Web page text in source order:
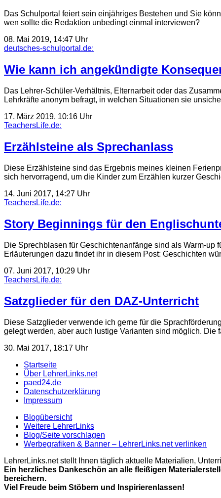
Das Schulportal feiert sein einjähriges Bestehen und Sie
wen sollte die Redaktion unbedingt einmal interviewen?
08. Mai 2019, 14:47 Uhr
deutsches-schulportal.de:
Wie kann ich angekündigte
Das Lehrer-Schüler-Verhältnis, Eltern­arbeit oder das
Lehr­kräfte anonym befragt, in welchen Situationen sie
17. März 2019, 10:16 Uhr
TeachersLife.de:
Erzählsteine als Sprechanlass
Diese Erzählsteine sind das Ergebnis meines kleinen
sich hervorragend, um die Kinder zum Erzählen kurzer
14. Juni 2017, 14:27 Uhr
TeachersLife.de:
Story Beginnings für den
Die Sprechblasen für Geschichtenanfänge sind als Warm-
Erläuterungen dazu findet ihr in diesem Post: Geschichten
07. Juni 2017, 10:29 Uhr
TeachersLife.de:
Satzglieder für den DAZ-Unterricht
Diese Satzglieder verwende ich gerne für die
gelegt werden, aber auch lustige Varianten sind möglich.
30. Mai 2017, 18:17 Uhr
Startseite
Über LehrerLinks.net
paed24.de
Datenschutzerklärung
Impressum
Blogübersicht
Weitere LehrerLinks
Blog/Seite vorschlagen
Werbegrafiken & Banner – LehrerLinks.net verlinken
LehrerLinks.net stellt Ihnen täglich aktuelle Materialien,
Ein herzliches Dankeschön an alle fleißigen
bereichern.
Viel Freude beim Stöbern und Inspirierenlassen!